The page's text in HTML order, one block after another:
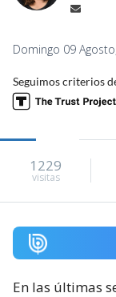
Domingo 09
Seguimos criterios
1229
visitas
En las últimas